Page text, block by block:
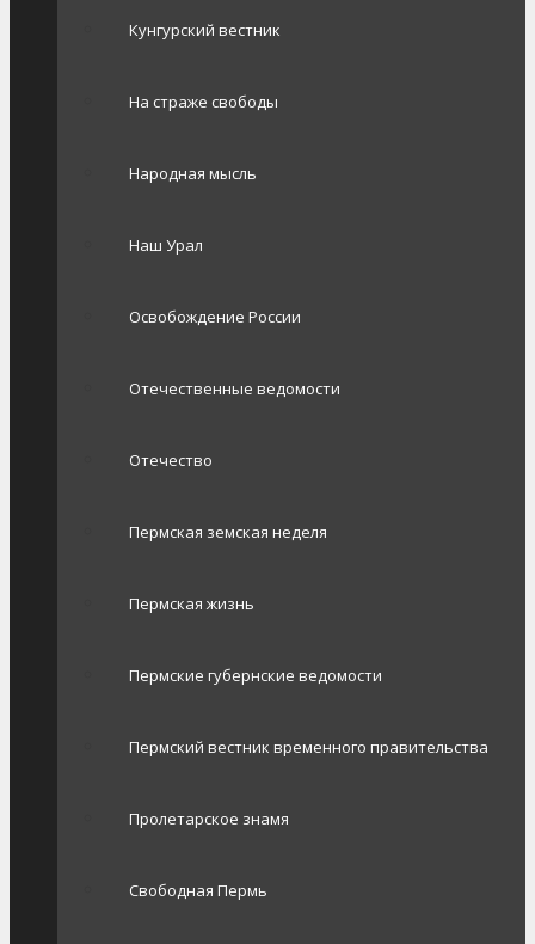
Кунгурский вестник
На страже свободы
Народная мысль
Наш Урал
Освобождение России
Отечественные ведомости
Отечество
Пермская земская неделя
Пермская жизнь
Пермские губернские ведомости
Пермский вестник временного правительства
Пролетарское знамя
Свободная Пермь